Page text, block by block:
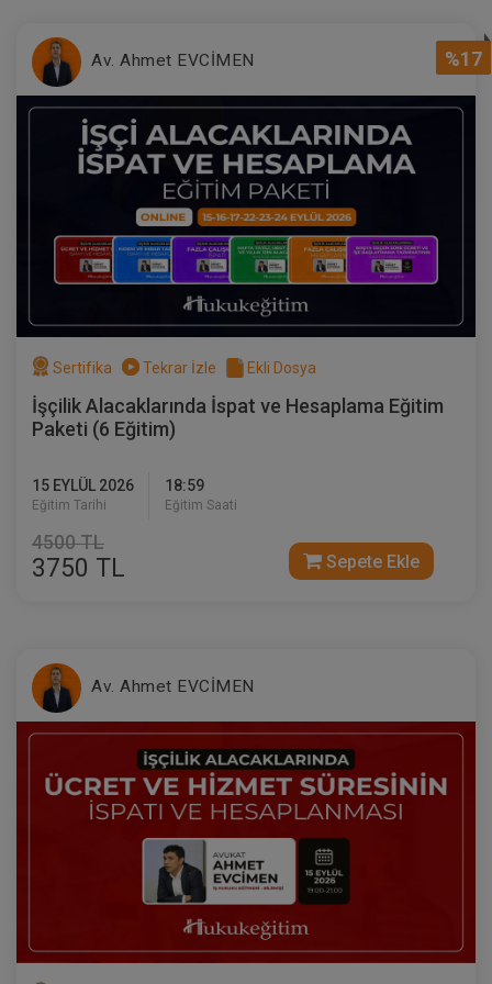
Arsa Payı Karşılığı İnşaat
Sözleşmelerinde Yüklenicinin
Temerrüdüne Karşı Arsa Sahibinin
İzleyebileceği Stratejiler
300 TL Sepete Ekle
Tüketici Hukuku Enstitüsü
360 TL
Tüketici Hukuku Enstitüsü
%17
Av. Ahmet EVCİMEN
Sertifika Tekrar İzle Ekli Dosya
İşçilik Alacaklarında İspat ve Hesaplama Eğitim
Paketi (6 Eğitim)
15 EYLÜL 2026
Eğitim Tarihi
18:59
Eğitim Saati
4500 TL
3750 TL Sepete Ekle
Av. Ahmet EVCİMEN